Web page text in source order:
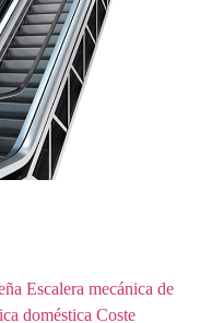
Escalera mecánica de
doméstica Coste